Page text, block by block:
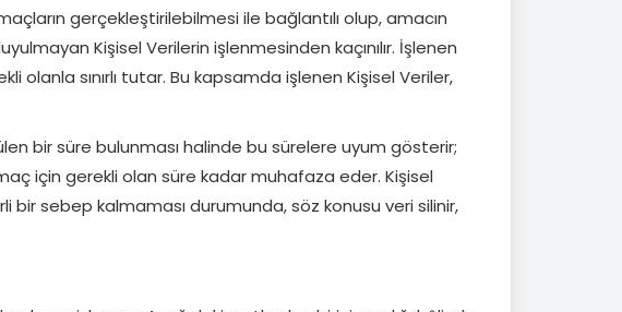
gerçekleştirilebilmesi ile bağlantılı olup, amacın
Kişisel Verilerin işlenmesinden kaçınılır. İşlenen
olanla sınırlı tutar. Bu kapsamda işlenen Kişisel Veriler,
bir süre bulunması halinde bu sürelere uyum gösterir;
için gerekli olan süre kadar muhafaza eder. Kişisel
sebep kalmaması durumunda, söz konusu veri silinir,